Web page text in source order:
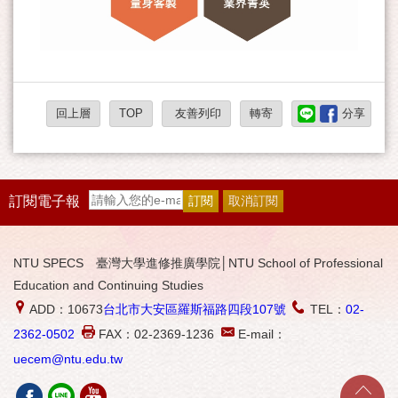
回上層 TOP 友善列印 轉寄 分享
訂閱電子報
NTU SPECS 臺灣大學進修推廣學院│NTU School of Professional
Education and Continuing Studies
ADD：10673台北市大安區羅斯福路四段107號 TEL： 02-
2362-0502
FAX：02-2369-1236
E-mail：
uecem@ntu.edu.tw